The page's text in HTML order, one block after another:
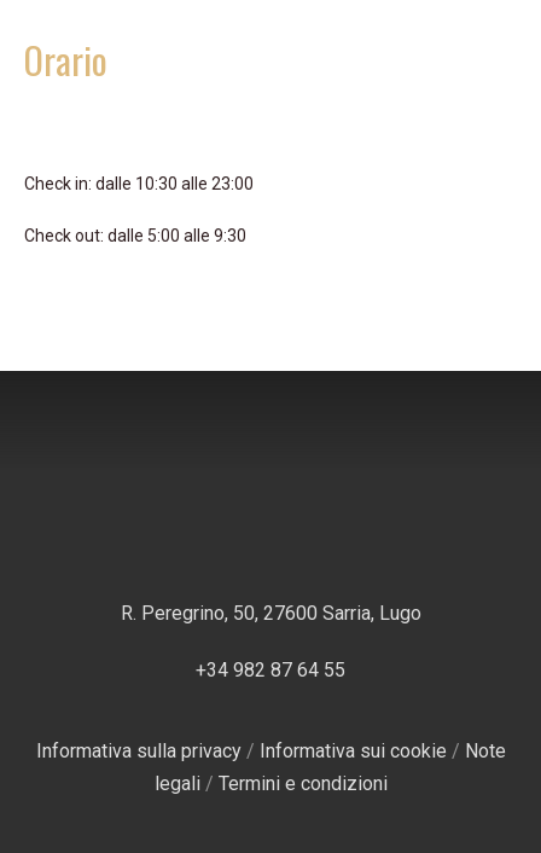
Orario
Check in: dalle 10:30 alle 23:00
Check out: dalle 5:00 alle 9:30
R. Peregrino, 50, 27600 Sarria, Lugo
+34 982 87 64 55
Informativa sulla privacy/ Informativa sui cookie / Note
legali/ Termini e condizioni